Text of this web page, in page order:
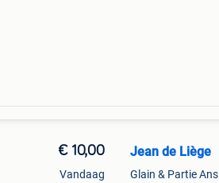
€ 10,00
Vandaag
Jean de Liège
Glain & Partie Ans